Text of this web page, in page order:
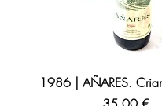
1986 | AÑARES.